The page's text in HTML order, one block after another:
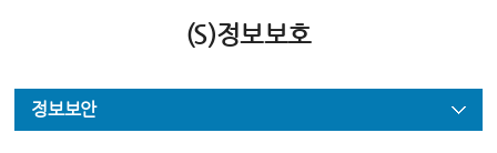
(S)정보보호
정보보안